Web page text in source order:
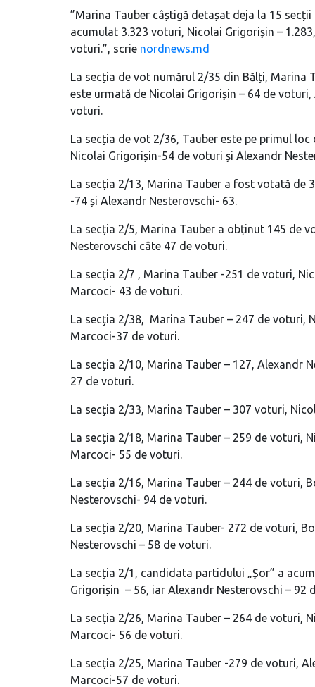
”Marina Tauber câștigă detașat deja la 15
acumulat 3.323 voturi, Nicolai Grigorișin –
voturi.”, scrie nordnews.md
La secția de vot numărul 2/35 din Bălți, Marina
este urmată de Nicolai Grigorișin – 64 de
voturi.
La secția de vot 2/36, Tauber este pe primul
Nicolai Grigorișin-54 de voturi și Alexandr
La secția 2/13, Marina Tauber a fost votată de
-74 și Alexandr Nesterovschi- 63.
La secția 2/5, Marina Tauber a obținut 145 de
Nesterovschi câte 47 de voturi.
La secția 2/7 , Marina Tauber -251 de voturi,
Marcoci- 43 de voturi.
La secția 2/38, Marina Tauber – 247 de voturi,
Marcoci-37 de voturi.
La secția 2/10, Marina Tauber – 127, Alexandr
27 de voturi.
La secția 2/33, Marina Tauber – 307 voturi,
La secția 2/18, Marina Tauber – 259 de voturi,
Marcoci- 55 de voturi.
La secția 2/16, Marina Tauber – 244 de voturi,
Nesterovschi- 94 de voturi.
La secția 2/20, Marina Tauber- 272 de voturi,
Nesterovschi – 58 de voturi.
La secția 2/1, candidata partidului „Șor” a
Grigorișin – 56, iar Alexandr Nesterovschi – 92
La secția 2/26, Marina Tauber – 264 de voturi,
Marcoci- 56 de voturi.
La secția 2/25, Marina Tauber -279 de voturi,
Marcoci-57 de voturi.